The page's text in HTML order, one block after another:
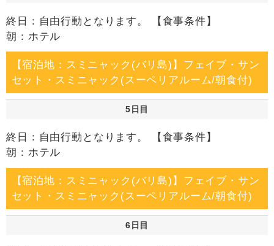
終日：自由行動となります。 【食事条件】
朝：ホテル
【宿泊地：スミニャック(バリ島)】フェイブ・サン
セット・スミニャック(スーペリアルーム/朝食付)
5日目
終日：自由行動となります。 【食事条件】
朝：ホテル
【宿泊地：スミニャック(バリ島)】フェイブ・サン
セット・スミニャック(スーペリアルーム/朝食付)
6日目